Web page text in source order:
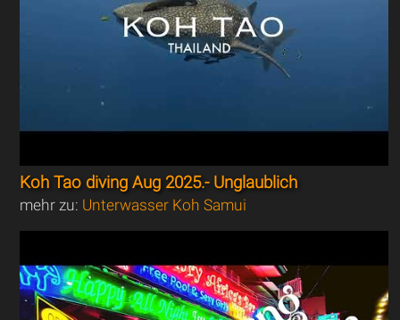
Koh Tao diving Aug 2025.- Unglaublich
mehr zu: Unterwasser Koh Samui